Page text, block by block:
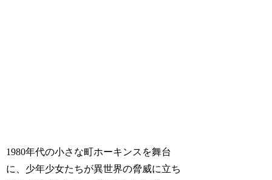
1980年代の小さな町ホーキンスを舞台
に、少年少女たちが異世界の脅威に立ち